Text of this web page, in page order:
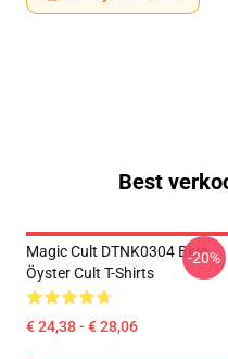
Best
Magic Cult DTNK0304 Blue
Öyster Cult T-Shirts
€ 24,38 - € 28,06
-20%